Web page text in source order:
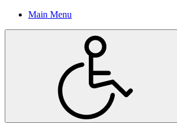
Main Menu